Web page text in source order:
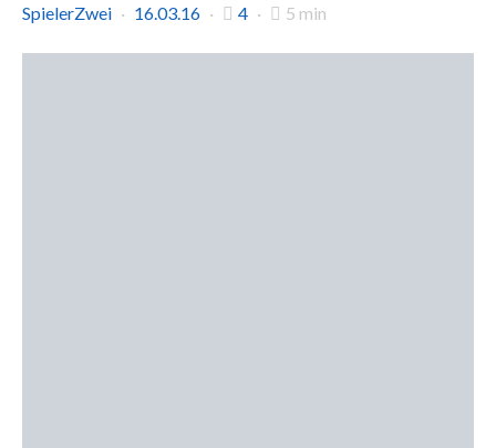
SpielerZwei
16.03.16 4 5 min